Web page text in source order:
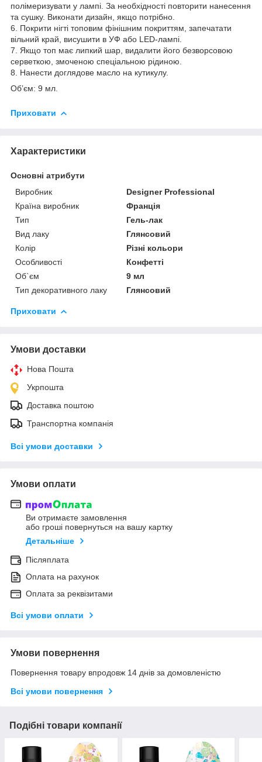
полімеризувати у лампі. За необхідності повторити нанесення
та сушку. Виконати дизайн, якщо потрібно.
6. Покрити нігті топовим фінішним покриттям, запечатати
вільний край, висушити в УФ або LED-лампі.
7. Якщо топ має липкий шар, видалити його безворсовою
серветкою, змоченою спеціальною рідиною.
8. Нанести доглядове масло на кутикулу.
Об’єм: 9 мл.
Приховати
Характеристики
Основні атрибути
Виробник
Designer Professional
Країна виробник
Франція
Тип
Гель-лак
Вид лаку
Глянсовий
Колір
Різні кольори
Особливості
Конфетті
Об`єм
9 мл
Тип декоративного лаку
Глянсовий
Приховати
Умови доставки
Нова Пошта
Укрпошта
Доставка поштою
Транспортна компанія
Всі умови доставки
Умови оплати
Ви отримаєте замовлення
або гроші повернуться на вашу картку
Детальніше
Післяплата
Оплата на рахунок
Оплата за реквізитами
Всі умови оплати
Умови повернення
Повернення товару впродовж 14 днів за домовленістю
Всі умови повернення
Подібні товари компанії